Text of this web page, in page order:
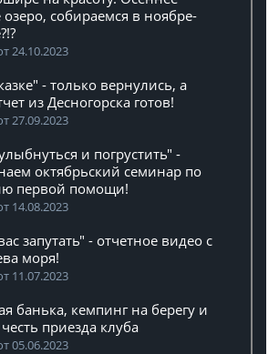
озеро, собираемся в ноябре-
24.10.2023
- только вернулись, а
из Десногорска готов!
27.09.2023
и погрустить" -
октябрьский семинар по
первой помощи!
14.08.2023
запутать" - отчетное видео с
моря!
11.07.2023
банька, кемпинг на берегу и
приезда клуба
05.06.2023